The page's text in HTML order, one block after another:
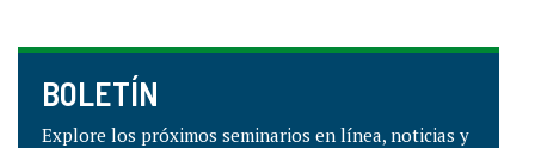
BOLETÍN
Explore los próximos seminarios en línea, noticias y